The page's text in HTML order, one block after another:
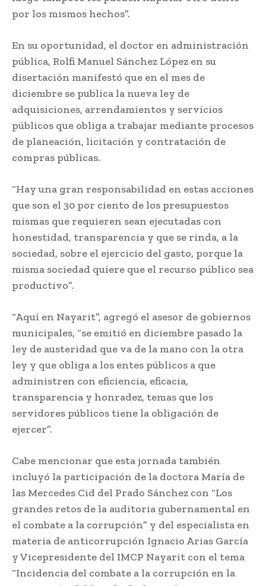
por los mismos hechos”.
En su oportunidad, el doctor en administración
pública, Rolfi Manuel Sánchez López en su
disertación manifestó que en el mes de
diciembre se publica la nueva ley de
adquisiciones, arrendamientos y servicios
públicos que obliga a trabajar mediante procesos
de planeación, licitación y contratación de
compras públicas.
“Hay una gran responsabilidad en estas acciones
que son el 30 por ciento de los presupuestos
mismas que requieren sean ejecutadas con
honestidad, transparencia y que se rinda, a la
sociedad, sobre el ejercicio del gasto, porque la
misma sociedad quiere que el recurso público sea
productivo”.
“Aquí en Nayarit”, agregó el asesor de gobiernos
municipales, “se emitió en diciembre pasado la
ley de austeridad que va de la mano con la otra
ley y que obliga a los entes públicos a que
administren con eficiencia, eficacia,
transparencia y honradez, temas que los
servidores públicos tiene la obligación de
ejercer”.
Cabe mencionar que esta jornada también
incluyó la participación de la doctora María de
las Mercedes Cid del Prado Sánchez con “Los
grandes retos de la auditoria gubernamental en
el combate a la corrupción” y del especialista en
materia de anticorrupción Ignacio Arias García
y Vicepresidente del IMCP Nayarit con el tema
“Incidencia del combate a la corrupción en la